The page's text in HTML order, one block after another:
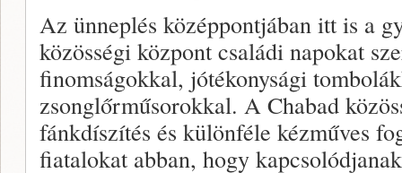
Az ünneplés középpontjában itt is a
közösségi központ családi napokat
finomságokkal, jótékonysági
zsonglőrműsorokkal. A Chabad
fánkdíszítés és különféle kézműves
fiatalokat abban, hogy